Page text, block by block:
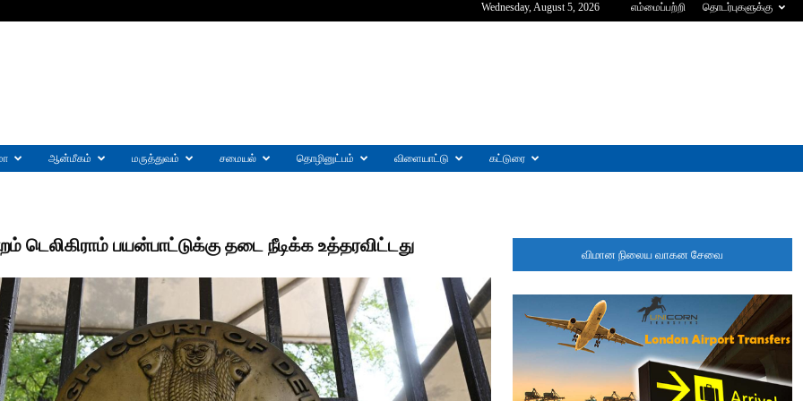
Wednesday, August 5, 2026 எம்மைப்பற்றி தொடர்புகளுக்கு
ஆன்மீகம் மருத்துவம் சமையல் தொழினுட்பம் விளையாட்டு கட்டுரை
டெலிகிராம் பயன்பாட்டுக்கு தடை நீடிக்க உத்தரவிட்டது விமான நிலைய வாகன சேவை